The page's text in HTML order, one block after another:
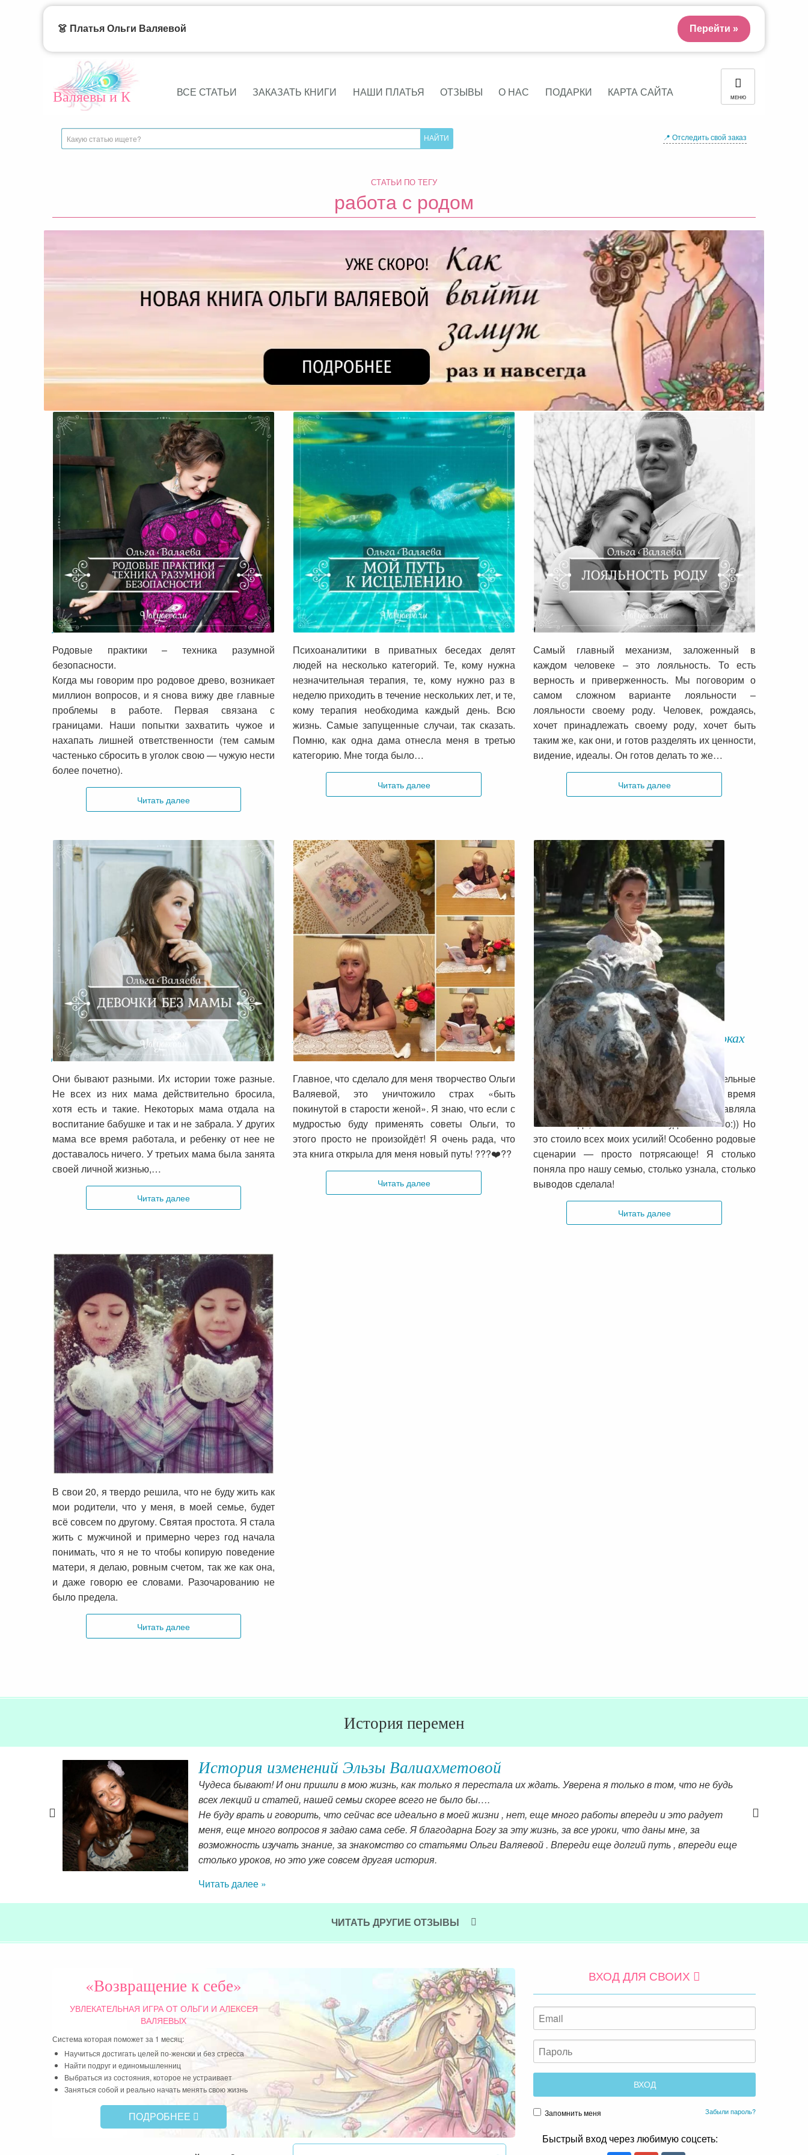
Валяевы и К ВСЕ СТАТЬИ ЗАКАЗАТЬ КНИГИ НАШИ ПЛАТЬЯ ОТЗЫВЫ О НАС ПОДАРКИ КАРТА САЙТА МЕНЮ
📍 Отследить свой заказ
СТАТЬИ ПО ТЕГУ
работа с родом
Родовые практики – техника
разумной безопасности
Родовые практики – техника разумной
безопасности.
Когда мы говорим про родовое древо, возникает
миллион вопросов, и я снова вижу две главные
проблемы в работе. Первая связана с
границами. Наши попытки захватить чужое и
нахапать лишней ответственности (тем самым
частенько сбросить в уголок свою — чужую нести
более почетно).
Читать далее
Мой путь к исцелению
Психоаналитики в приватных беседах делят
людей на несколько категорий. Те, кому нужна
незначительная терапия, те, кому нужно раз в
неделю приходить в течение нескольких лет, и те,
кому терапия необходима каждый день. Всю
жизнь. Самые запущенные случаи, так сказать.
Помню, как одна дама отнесла меня в третью
категорию. Мне тогда было…
Читать далее
Лояльность роду
Самый главный механизм, заложенный в
каждом человеке – это лояльность. То есть
верность и приверженность. Мы поговорим о
самом сложном варианте лояльности –
лояльности своему роду. Человек, рождаясь,
хочет принадлежать своему роду, хочет быть
таким же, как они, и готов разделять их ценности,
видение, идеалы. Он готов делать то же…
Читать далее
Девочки без мамы
Они бывают разными. Их истории тоже разные.
Не всех из них мама действительно бросила,
хотя есть и такие. Некоторых мама отдала на
воспитание бабушке и так и не забрала. У других
мама все время работала, и ребенку от нее не
доставалось ничего. У третьих мама была занята
своей личной жизнью,…
Читать далее
Анастасия о книгах Ольги и своем
новом пути
Главное, что сделало для меня творчество Ольги
Валяевой, это уничтожило страх «быть
покинутой в старости женой». Я знаю, что если с
мудростью буду применять советы Ольги, то
этого просто не произойдёт! Я очень рада, что
эта книга открыла для меня новый путь! ???❤️??
Читать далее
Наталья об участии в трех потоках
марафона
Я довольна. У меня были замечательные
результаты во всех трех случаях, хотя во время
прохождения и колбасило меня, и заставляла
себя иногда, и ленилась — куда без этого:)) Но
это стоило всех моих усилий! Особенно родовые
сценарии — просто потрясающе! Я столько
поняла про нашу семью, столько узнала, столько
выводов сделала!
Читать далее
История преображения Анастасии
Волковой
В свои 20, я твердо решила, что не буду жить как
мои родители, что у меня, в моей семье, будет
всё совсем по другому. Святая простота. Я стала
жить с мужчиной и примерно через год начала
понимать, что я не то чтобы копирую поведение
матери, я делаю, ровным счетом, так же как она,
и даже говорю ее словами. Разочарованию не
было предела.
Читать далее
История перемен
История изменений Эльзы Валиахметовой
Чудеса бывают! И они пришли в мою жизнь, как только я перестала их ждать. Уверена я только в том, что не будь
всех лекций и статей, нашей семьи скорее всего не было бы….
Не буду врать и говорить, что сейчас все идеально в моей жизни , нет, еще много работы впереди и это радует
меня, еще много вопросов я задаю сама себе. Я благодарна Богу за эту жизнь, за все уроки, что даны мне, за
возможность изучать знание, за знакомство со статьями Ольги Валяевой . Впереди еще долгий путь , впереди еще
столько уроков, но это уже совсем другая история.
Читать далее »
ЧИТАТЬ ДРУГИЕ ОТЗЫВЫ
«Возвращение к себе»
УВЛЕКАТЕЛЬНАЯ ИГРАОТ ОЛЬГИ И АЛЕКСЕЯ
ВАЛЯЕВЫХ
Система которая поможет за 1 месяц:
Научиться достигать целей по-женски и без стресса
Найти подруг и единомышленниц
Выбраться из состояния, которое не устраивает
Заняться собой и реально начать менять свою жизнь
ПОДРОБНЕЕ
ВХОД ДЛЯ СВОИХ
Запомнить меня Забыли пароль?
Быстрый вход через любимую соцсеть:
👗 Платья Ольги Валяевой Перейти »